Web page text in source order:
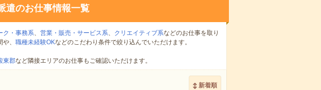
遣のお仕事情報一覧
ク・事務系、 営業・販売・サービス系、 クリエイティブ系などのお仕事を取り
、 職種未経験OKなどのこだわり条件で絞り込んでいただけます。
東郡など隣接エリアのお仕事もご確認いただけます。
新着順